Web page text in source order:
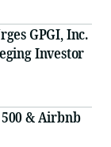
GPGI, Inc.
Investor
& Airbnb